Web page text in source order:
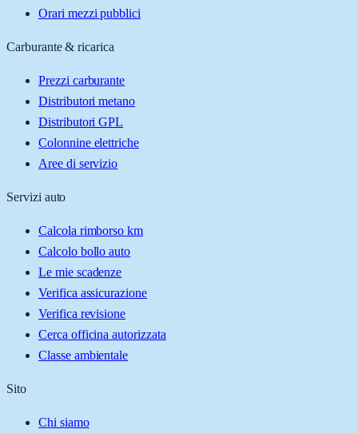
Orari mezzi pubblici
Carburante & ricarica
Prezzi carburante
Distributori metano
Distributori GPL
Colonnine elettriche
Aree di servizio
Servizi auto
Calcola rimborso km
Calcolo bollo auto
Le mie scadenze
Verifica assicurazione
Verifica revisione
Cerca officina autorizzata
Classe ambientale
Sito
Chi siamo